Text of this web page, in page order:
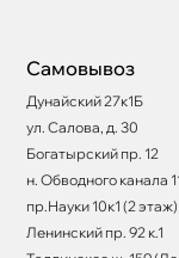
Самовывоз
Дунайский 27к1Б
ул. Салова, д. 30
Богатырский пр. 12
н. Обводного канала
пр.Науки 10к1 (2 этаж)
Ленинский пр. 92 к.1